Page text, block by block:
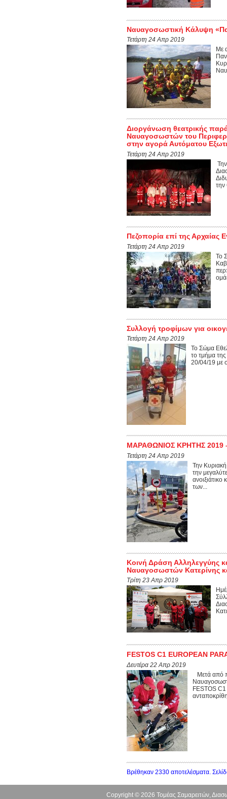
Ναυαγοσωστική Κάλυψη
Τετάρτη 24 Απρ 2019
Με
Διοργάνωση θεατρικής
Ναυαγοσωστών του
στην αγορά Αυτόματου
Τετάρτη 24 Απρ 2019
την
Πεζοπορία επί της Αρχαίας
Τετάρτη 24 Απρ 2019
Το
Συλλογή τροφίμων για
Τετάρτη 24 Απρ 2019
Το Σώμα
το τμήμα
20/04/19 με
ΜΑΡΑΘΩΝΙΟΣ ΚΡΗΤΗΣ 2019
Τετάρτη 24 Απρ 2019
Την
την
των...
Κοινή Δράση Αλληλεγγύης
Ναυαγοσωστών Κατερίνης
Τρίτη 23 Απρ 2019
FESTOS C1 EUROPEAN
Δευτέρα 22 Απρ 2019
Μετά από
FESTOS
Βρέθηκαν 2330 αποτελέσματα.
Copyright © 2026 Τομέας Σαμαρειτών,